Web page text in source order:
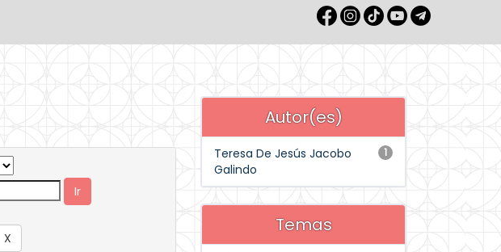
Autor(es)
1
Teresa De Jesús Jacobo
Galindo
Temas